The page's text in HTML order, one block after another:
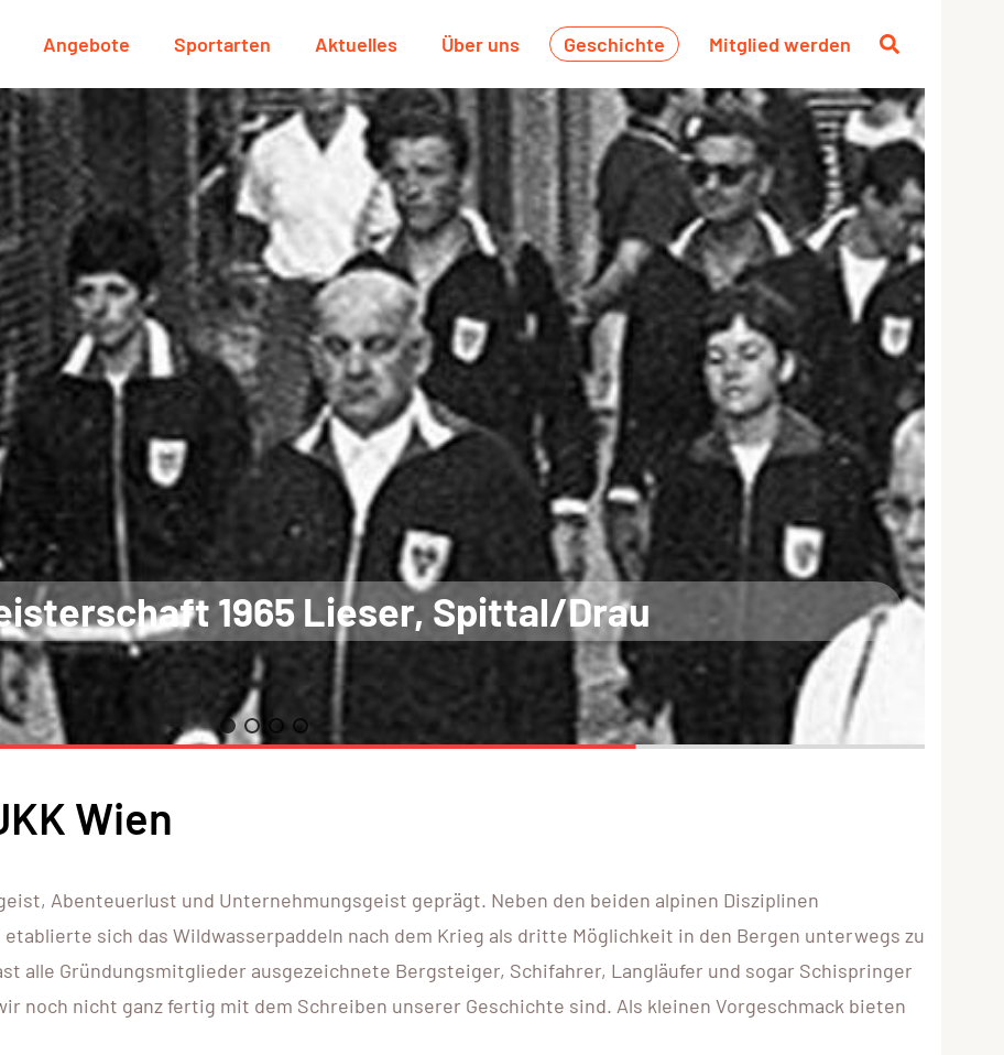
Angebote Sportarten Aktuelles Über uns Geschichte Mitglied werden
1965 Lieser, Spittal/Drau
Wien
Abenteuerlust und Unternehmungsgeist geprägt. Neben den beiden alpinen Disziplinen
sich das Wildwasserpaddeln nach dem Krieg als dritte Möglichkeit in den Bergen unterwegs zu
alle Gründungsmitglieder ausgezeichnete Bergsteiger, Schifahrer, Langläufer und sogar Schispringer
noch nicht ganz fertig mit dem Schreiben unserer Geschichte sind. Als kleinen Vorgeschmack bieten